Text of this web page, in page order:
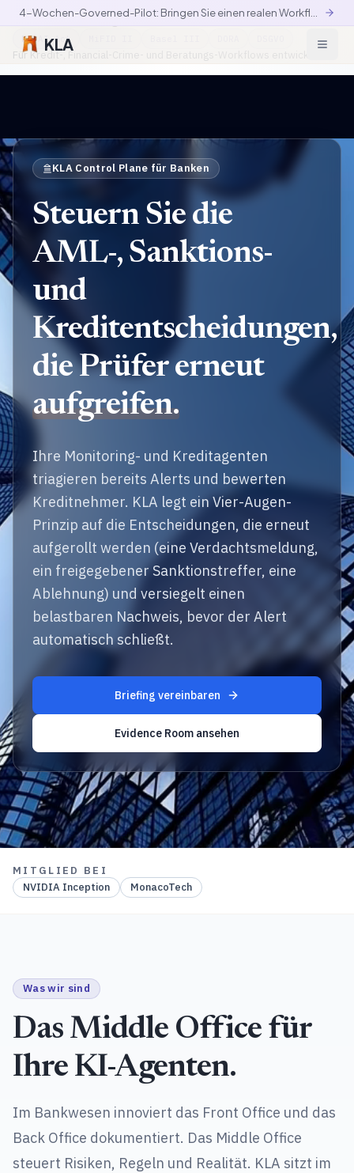
KLA
Finanzdienstleistungen
EU AI Act
Für Kredit-, Financial-Crime- und Beratungs-Workflows entwickelt
KLA Control Plane für Banken
Steuern Sie die
AML-, Sanktions-
und
Kreditentscheidungen,
die Prüfer erneut
aufgreifen.
Ihre Monitoring- und Kreditagenten
triagieren bereits Alerts und bewerten
Kreditnehmer. KLA legt ein Vier-Augen-
Prinzip auf die Entscheidungen, die erneut
aufgerollt werden (eine Verdachtsmeldung,
ein freigegebener Sanktionstreffer, eine
Ablehnung) und versiegelt einen
belastbaren Nachweis, bevor der Alert
automatisch schließt.
Briefing vereinbaren
Evidence Room ansehen
MITGLIED BEI
NVIDIA Inception
MonacoTech
Was wir sind
Das Middle Office für
Ihre KI-Agenten.
Im Bankwesen innoviert das Front Office und das
Back Office dokumentiert. Das Middle Office
steuert Risiken, Regeln und Realität. KLA sitzt im